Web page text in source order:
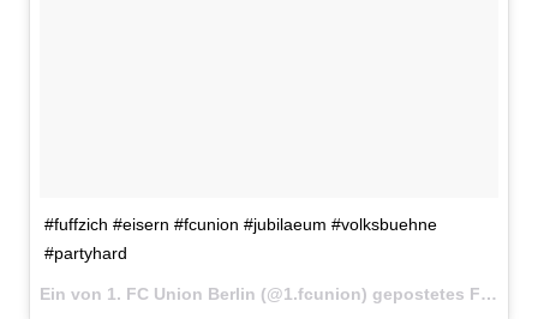
#fuffzich #eisern #fcunion #jubilaeum #volksbuehne
#partyhard
Ein von 1. FC Union Berlin (@1.fcunion) gepostetes Foto am